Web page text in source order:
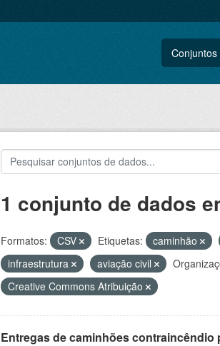
1 conjunto de dados
Formatos: CSV Etiquetas: caminhão
infraestrutura
aviação civil
Creative Commons Atribuição
Entregas de caminhões contraincêndio